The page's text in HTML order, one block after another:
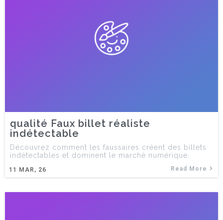
qualité Faux billet réaliste
indétectable
11 MAR, 26
Découvrez comment les faussaires créent des billets
indétectables et dominent le marché numérique.
Read More